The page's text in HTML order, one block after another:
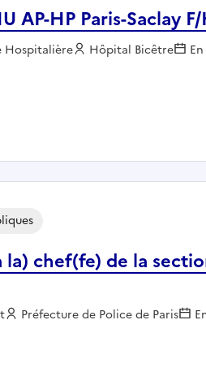
AP-HP Paris-Saclay
:Hospitalière Employeur :
Hôpital Bicêtre
- GHU AP-HP Paris-Saclay F/
la) chef(fe) de la
Employeur :
Préfecture de Police de Paris
au (à la) chef(fe) de la